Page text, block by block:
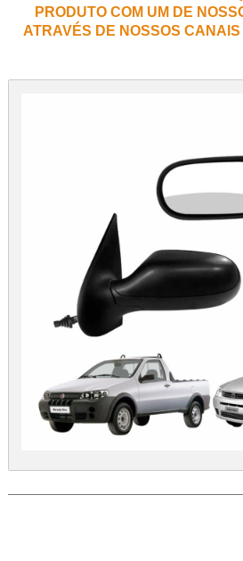
PRODUTO COM UM DE
ATRAVÉS DE NOSSOS